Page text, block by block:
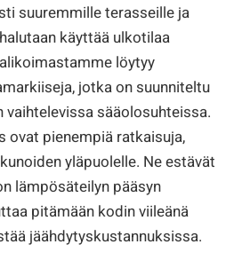
suuremmille terasseille ja
käyttää ulkotilaa
löytyy
jotka on suunniteltu
vaihtelevissa sääolosuhteissa.
ovat pienempiä ratkaisuja,
yläpuolelle. Ne estävät
lämpösäteilyn pääsyn
pitämään kodin viileänä
jäähdytyskustannuksissa.